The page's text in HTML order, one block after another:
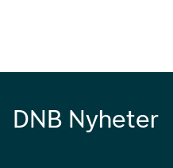
DNB Nyheter